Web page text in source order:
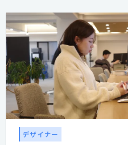
デザイナー